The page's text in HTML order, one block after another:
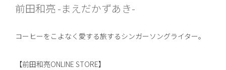
前田和亮 -まえだかずあき-
コーヒーをこよなく愛する旅するシンガーソングライター。
【前田和亮ONLINE STORE】